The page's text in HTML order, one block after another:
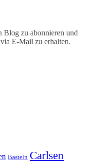
Blog zu abonnieren und
E-Mail zu erhalten.
Basteln Carlsen